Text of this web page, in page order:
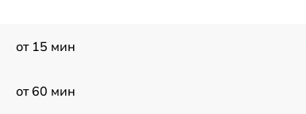
от 15 мин
от 60 мин